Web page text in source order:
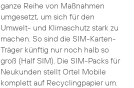
ganze Reihe von Maßnahmen
umgesetzt, um sich für den
Umwelt- und Klimaschutz stark zu
machen. So sind die SIM-Karten-
Träger künftig nur noch halb so
groß (Half SIM). Die SIM-Packs für
Neukunden stellt Ortel Mobile
komplett auf Recyclingpapier um.